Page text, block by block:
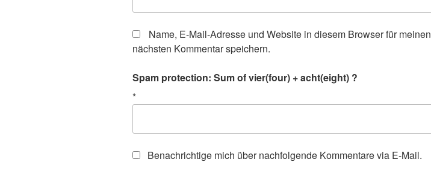
Name, E-Mail-Adresse und Website in diesem Browser für meinen
nächsten Kommentar speichern.
Spam protection: Sum of vier(four) + acht(eight) ?
*
Benachrichtige mich über nachfolgende Kommentare via E-Mail.